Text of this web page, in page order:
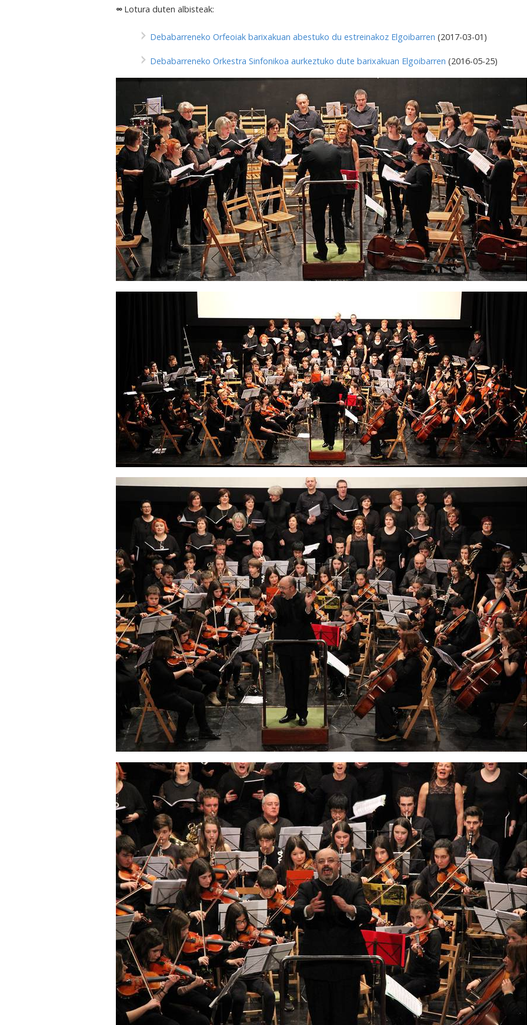
∞Lotura duten albisteak:
Debabarreneko Orfeoiak barixakuan abestuko du estreinakoz Elgoibarren (2017-03-01)
Debabarreneko Orkestra Sinfonikoa aurkeztuko dute barixakuan Elgoibarren (2016-05-25)